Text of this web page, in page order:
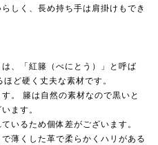
しく、長め持ち手は肩掛けもでき
、「紅籐（べにとう）」と呼ば
ど硬く丈夫な素材です。
。 籐は自然の素材なので黒いと
ます。
いるため個体差がございます。
薄くした革で柔らかくハリがある